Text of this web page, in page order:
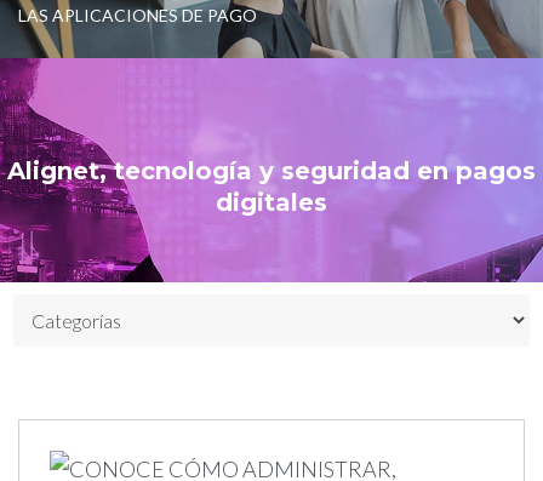
LAS APLICACIONES DE PAGO
Alignet, tecnología y seguridad en pagos
digitales